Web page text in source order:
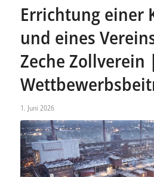
Errichtung einer
und eines
Zeche Zollverein |
1. Juni 2026